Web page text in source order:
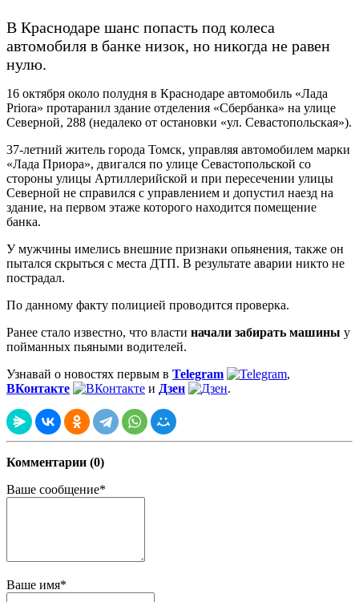
В Краснодаре шанс попасть под колеса
автомобиля в банке низок, но никогда не равен
нулю.
16 октября около полудня в Краснодаре автомобиль «Лада
Priora» протаранил здание отделения «Сбербанка» на улице
Северной, 288 (недалеко от остановки «ул. Севастопольская»).
37-летний житель города Томск, управляя автомобилем марки
«Лада Приора», двигался по улице Севастопольской со
стороны улицы Артиллерийской и при пересечении улицы
Северной не справился с управлением и допустил наезд на
здание, на первом этаже которого находится помещение
банка.
У мужчины имелись внешние признаки опьянения, также он
пытался скрыться с места ДТП. В результате аварии никто не
пострадал.
По данному факту полицией проводится проверка.
Ранее стало известно, что власти начали забирать машины у
пойманных пьяными водителей.
Узнавай о новостях первым в Telegram
,
ВКонтакте
и Дзен .
Комментарии (0)
Ваше сообщение*
Ваше имя*